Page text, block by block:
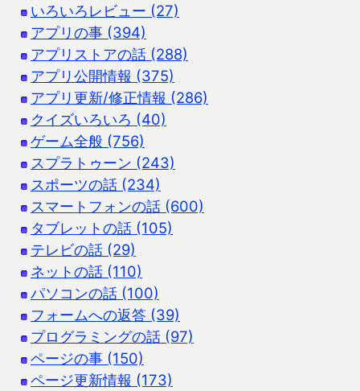
いろいろレビュー (27)
アプリの事 (394)
アプリストアの話 (288)
アプリ公開情報 (375)
アプリ更新/修正情報 (286)
クイズいろいろ (40)
ゲーム全般 (756)
スプラトゥーン (243)
スポーツの話 (234)
スマートフォンの話 (600)
タブレットの話 (105)
テレビの話 (29)
ネットの話 (110)
パソコンの話 (100)
フォームへの返答 (39)
プログラミングの話 (97)
ページの事 (150)
ページ更新情報 (173)